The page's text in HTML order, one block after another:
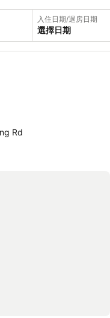
入住日期/退房日期
選擇日期
Rd